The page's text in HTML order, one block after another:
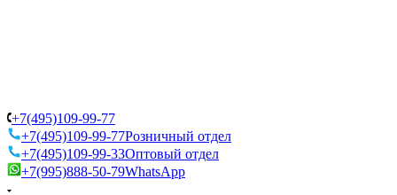
+7(495)109-99-77
+7(495)109-99-77Розничный отдел
+7(495)109-99-33Оптовый отдел
+7(995)888-50-79WhatsApp